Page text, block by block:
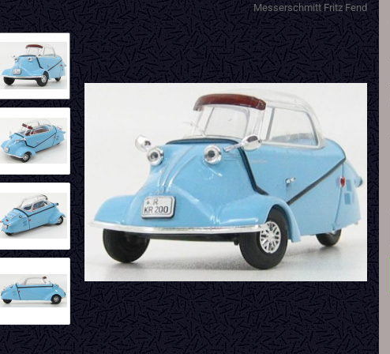
Messerschmitt Fritz Fend